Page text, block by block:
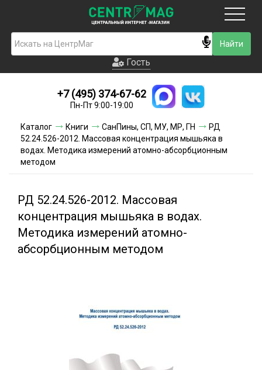
Гость
Новинки
Условия доставки
Условия оплаты
Акции и скидки
Гость
+7 (495) 374-67-62
Пн-Пт 9:00-19:00
Каталог Книги СанПины, СП, МУ, МР, ГН
РД
52.24.526-2012. Массовая концентрация мышьяка в
водах. Методика измерений атомно-абсорбционным
методом
РД 52.24.526-2012. Массовая
концентрация мышьяка в водах.
Методика измерений атомно-
абсорбционным методом